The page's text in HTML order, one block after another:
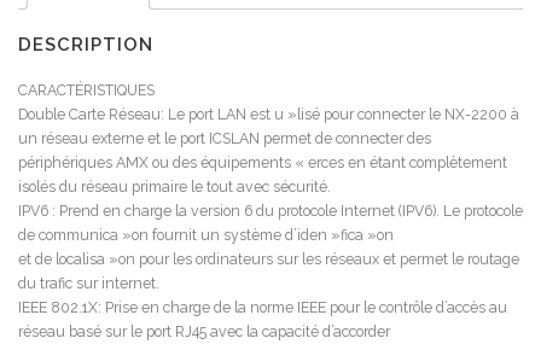
Contrôle
NetLinx
DESCRIPTION
CARACTÉRISTIQUES
Double Carte Réseau: Le port LAN est u »lisé pour connecter le NX-2200 à
un réseau externe et le port ICSLAN permet de connecter des
périphériques AMX ou des équipements « erces en étant complètement
isolés du réseau primaire le tout avec sécurité.
IPV6 : Prend en charge la version 6 du protocole Internet (IPV6). Le protocole
de communica »on fournit un système d’iden »fica »on
et de localisa »on pour les ordinateurs sur les réseaux et permet le routage
du trafic sur internet.
IEEE 802.1X: Prise en charge de la norme IEEE pour le contrôle d’accès au
réseau basé sur le port RJ45 avec la capacité d’accorder